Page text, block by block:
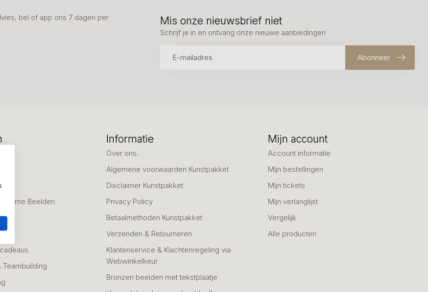
bel of app ons 7 dagen per
Mis onze nieuwsbrief niet
Schrijf je in en ontvang onze nieuwe aanbiedingen
Abonneer
Beelden
Teambuilding
Informatie
Over ons..
Algemene voorwaarden Kunstpakket
Disclaimer Kunstpakket
Privacy Policy
Betaalmethoden Kunstpakket
Verzenden & Retourneren
Klantenservice & Klachtenregeling via
Webwinkelkeur
Bronzen beelden met tekstplaatje
Mijn account
Account informatie
Mijn bestellingen
Mijn tickets
Mijn verlanglijst
Vergelijk
Alle producten